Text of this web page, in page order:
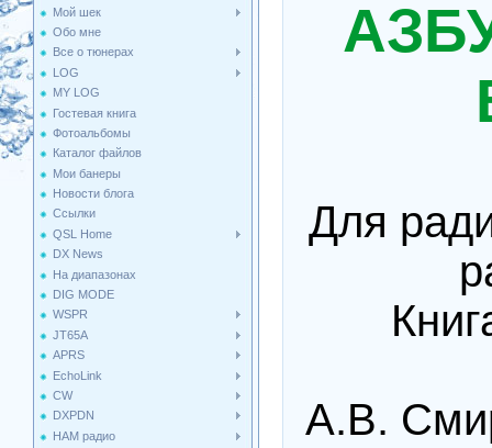
Мой шек
Обо мне
Все о тюнерах
LOG
MY LOG
Гостевая книга
Фотоальбомы
Каталог файлов
Мои банеры
Новости блога
Ссылки
QSL Home
DX News
На диапазонах
DIG MODE
WSPR
JT65A
APRS
EchoLink
CW
DXPDN
HAM радио
Для
А.В.